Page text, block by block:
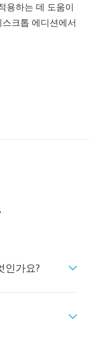
용하는 데 도움이
크톱 에디션에서
인가요?